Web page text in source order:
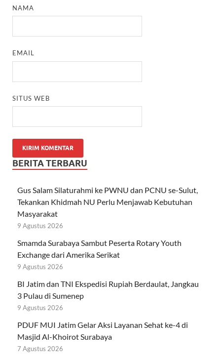
NAMA
EMAIL
SITUS WEB
BERITA TERBARU
Gus Salam Silaturahmi ke PWNU dan PCNU se-Sulut,
Tekankan Khidmah NU Perlu Menjawab Kebutuhan
Masyarakat
9 Agustus 2026
Smamda Surabaya Sambut Peserta Rotary Youth
Exchange dari Amerika Serikat
9 Agustus 2026
BI Jatim dan TNI Ekspedisi Rupiah Berdaulat, Jangkau
3 Pulau di Sumenep
9 Agustus 2026
PDUF MUI Jatim Gelar Aksi Layanan Sehat ke-4 di
Masjid Al-Khoirot Surabaya
7 Agustus 2026